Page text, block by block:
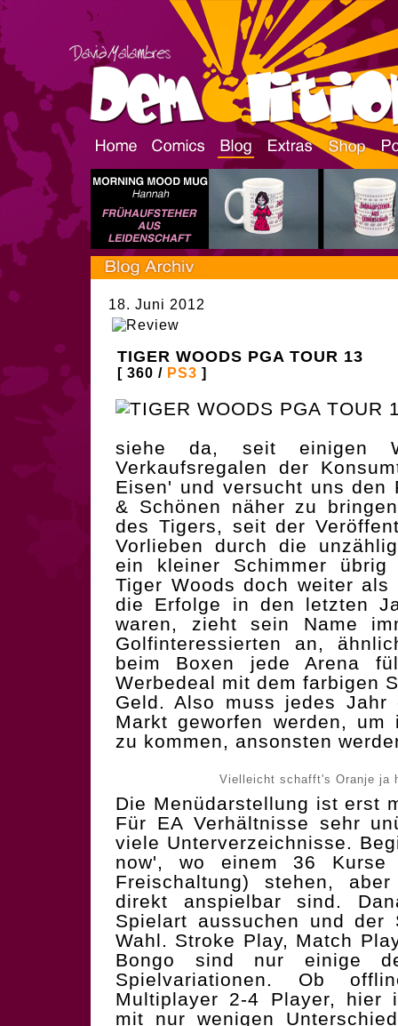
18. Juni 2012
TIGER WOODS PGA TOUR 13
[ 360 / PS3 ]
siehe da, seit einigen
Verkaufsregalen der
Eisen' und versucht uns den
& Schönen näher zu
des Tigers, seit der
Vorlieben durch die
ein kleiner Schimmer
Tiger Woods doch weiter als
die Erfolge in den letzten
waren, zieht sein Name
Golfinteressierten an,
beim Boxen jede Arena
Werbedeal mit dem farbigen
Geld. Also muss jedes
Markt geworfen werden,
zu kommen, ansonsten
Vielleicht schafft's Oranje ja
Die Menüdarstellung ist erst
Für EA Verhältnisse sehr
viele Unterverzeichnisse.
now', wo einem 36 Kurse
Freischaltung) stehen,
direkt anspielbar sind.
Spielart aussuchen und
Wahl. Stroke Play, Match
Bongo sind nur einige
Spielvariationen. Ob
Multiplayer 2-4 Player, hier
mit nur wenigen